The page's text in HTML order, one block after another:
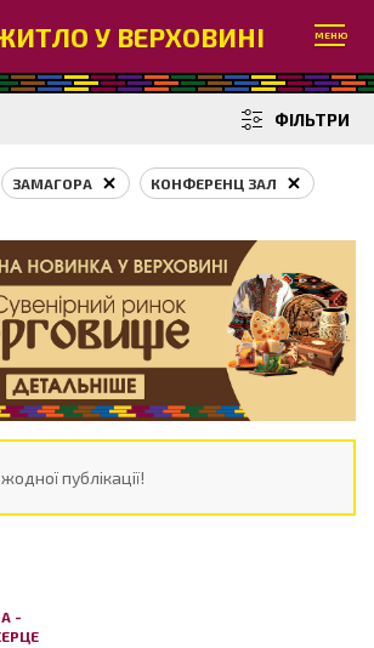
У ВЕРХОВИНІ МЕНЮ
ФІЛЬТРИ
ЗАМАГОРА КОНФЕРЕНЦ ЗАЛ
публікації!
-